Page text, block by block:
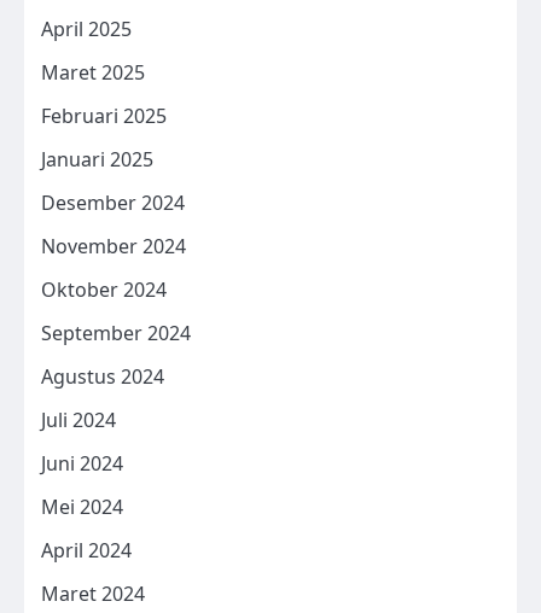
April 2025
Maret 2025
Februari 2025
Januari 2025
Desember 2024
November 2024
Oktober 2024
September 2024
Agustus 2024
Juli 2024
Juni 2024
Mei 2024
April 2024
Maret 2024